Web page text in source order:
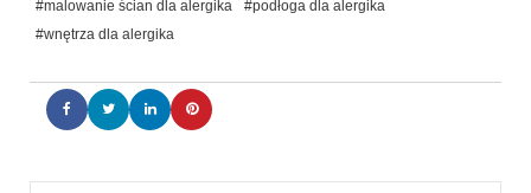
#malowanie ścian dla alergika
#podłoga dla alergika
#wnętrza dla alergika